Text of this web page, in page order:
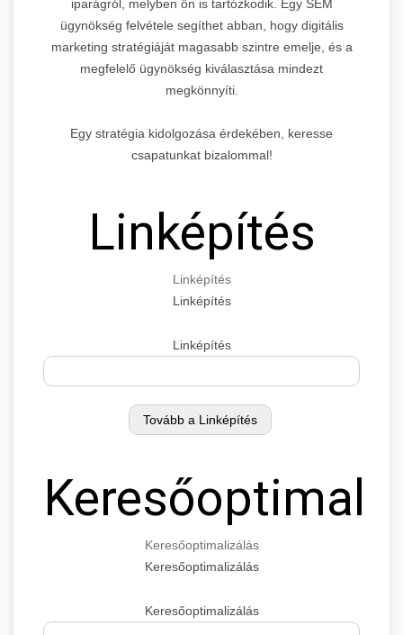
iparágról, melyben ön is tartózkodik. Egy SEM
ügynökség felvétele segíthet abban, hogy digitális
marketing stratégiáját magasabb szintre emelje, és a
megfelelő ügynökség kiválasztása mindezt
megkönnyíti.
Egy stratégia kidolgozása érdekében, keresse
csapatunkat bizalommal!
Linképítés
Linképítés
Linképítés
Linképítés
Keresőoptimalizálás
Keresőoptimalizálás
Keresőoptimalizálás